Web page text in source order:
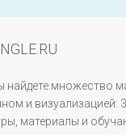
найдете множество
и визуализацией:
материалы и